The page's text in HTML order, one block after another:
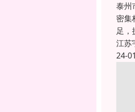
泰州
密集
足，
江苏
24-